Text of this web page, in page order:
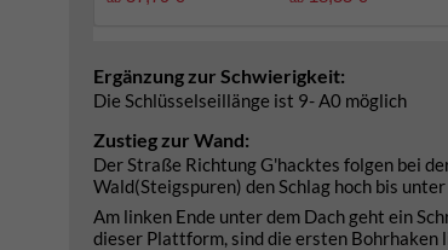
Ergänzung zur Schwierigkeit:
Die Schlüsselseillänge ist 9- A0 möglich
Zustieg zur Wand:
Der Straße Richtung G'hacktes folgen bei
Wald(Steigspuren) den Schlag hoch bis
Am linken Ende unter dem Dach geht ein
dieser Plattform, sind die ersten Bohrhaken